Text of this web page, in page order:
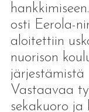
osti Eerola-
aloitettiin
nuorison
järjestämistä
Vastaavaa
sekakuoro ja